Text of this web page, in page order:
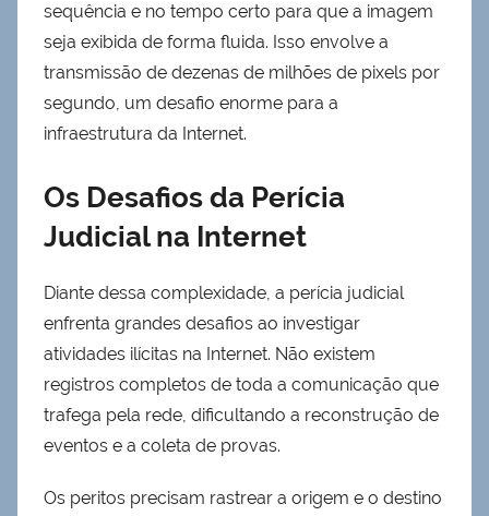
sequência e no tempo certo para que a imagem
seja exibida de forma fluida. Isso envolve a
transmissão de dezenas de milhões de pixels por
segundo, um desafio enorme para a
infraestrutura da Internet.
Os Desafios da Perícia
Judicial na Internet
Diante dessa complexidade, a perícia judicial
enfrenta grandes desafios ao investigar
atividades ilícitas na Internet. Não existem
registros completos de toda a comunicação que
trafega pela rede, dificultando a reconstrução de
eventos e a coleta de provas.
Os peritos precisam rastrear a origem e o destino